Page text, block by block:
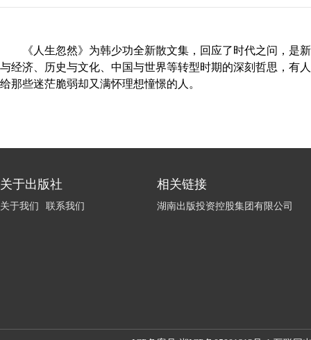
《人生忽然》为韩少功全新散文集，回应了时代之问，
与经济、历史与文化、中国与世界等转型时期的深刻哲思，有
给那些迷茫脆弱却又满怀理想憧憬的人。
关于出版社
关于我们 联系我们
相关链接
湖南出版投资控股集团有限公司